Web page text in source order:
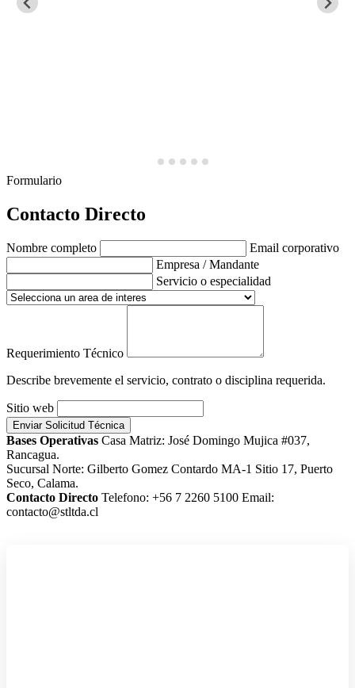
Formulario
Contacto Directo
Nombre completo
Email corporativo
Empresa / Mandante
Servicio o especialidad
Requerimiento Técnico
Describe brevemente el servicio, contrato o disciplina requerida.
Sitio web
Enviar Solicitud Técnica
Bases Operativas Casa Matriz: José Domingo Mujica #037,
Rancagua.
Sucursal Norte: Gilberto Gomez Contardo MA-1 Sitio 17, Puerto
Seco, Calama.
Contacto Directo Telefono: +56 7 2260 5100 Email:
contacto@stltda.cl